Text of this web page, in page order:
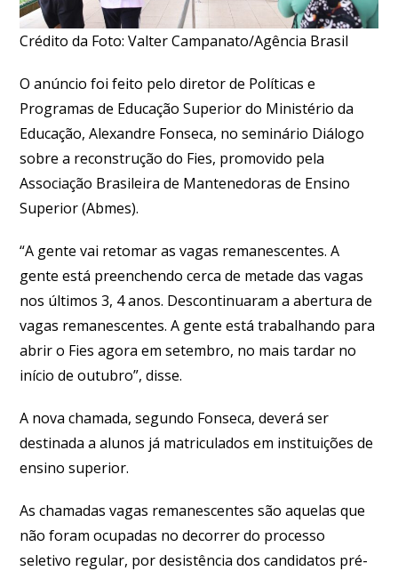
Crédito da Foto: Valter Campanato/Agência Brasil
O anúncio foi feito pelo diretor de Políticas e
Programas de Educação Superior do Ministério da
Educação, Alexandre Fonseca, no seminário Diálogo
sobre a reconstrução do Fies, promovido pela
Associação Brasileira de Mantenedoras de Ensino
Superior (Abmes).
“A gente vai retomar as vagas remanescentes. A
gente está preenchendo cerca de metade das vagas
nos últimos 3, 4 anos. Descontinuaram a abertura de
vagas remanescentes. A gente está trabalhando para
abrir o Fies agora em setembro, no mais tardar no
início de outubro”, disse.
A nova chamada, segundo Fonseca, deverá ser
destinada a alunos já matriculados em instituições de
ensino superior.
As chamadas vagas remanescentes são aquelas que
não foram ocupadas no decorrer do processo
seletivo regular, por desistência dos candidatos pré-